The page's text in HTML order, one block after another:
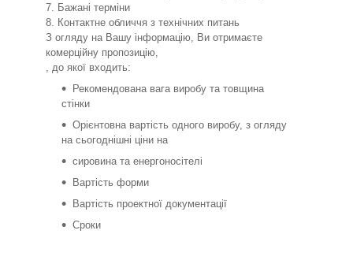
7. Бажані терміни
8. Контактне обличчя з технічних питань
З огляду на Вашу інформацію, Ви отримаєте
комерційну пропозицію,
, до якої входить:
Рекомендована вага виробу та товщина
стінки
Орієнтовна вартість одного виробу, з огляду
на сьогоднішні ціни на
сировина та енергоносітелі
Вартість форми
Вартість проектної документації
Сроки